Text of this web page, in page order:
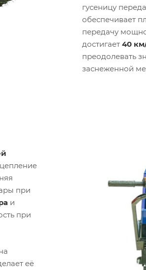
гусеницу
обеспечивает
передачу
достигает 40
преодолевать
заснеженной
при
и
при
её